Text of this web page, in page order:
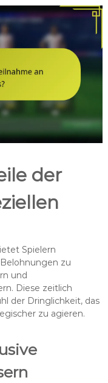
der
Spielern
zu
und
Diese zeitlich
der Dringlichkeit, das
zu agieren.